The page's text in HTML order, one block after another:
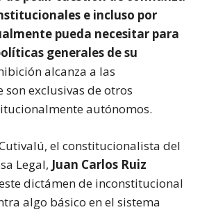
e incluso por
pueda necesitar para
generales de su
alcanza a las
son exclusivas de otros
autónomos.
el constitucionalista del
Legal, Juan Carlos Ruiz
dictámen de inconstitucional
algo básico en el sistema